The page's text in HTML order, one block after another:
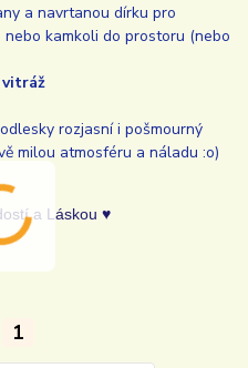
a navrtanou dírku pro
nebo kamkoli do prostoru (nebo
vitráž
rozjasní i pošmourný
milou atmosféru a náladu :o)
a Láskou ♥
1